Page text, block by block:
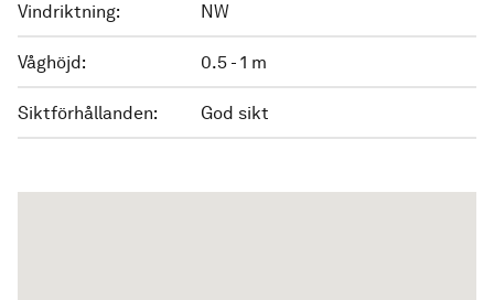
Vindriktning: NW
Våghöjd: 0.5 - 1 m
Siktförhållanden: God sikt